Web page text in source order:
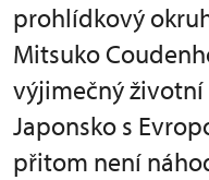
prohlídkový
Mitsuko
výjimečný
Japonsko s
přitom není